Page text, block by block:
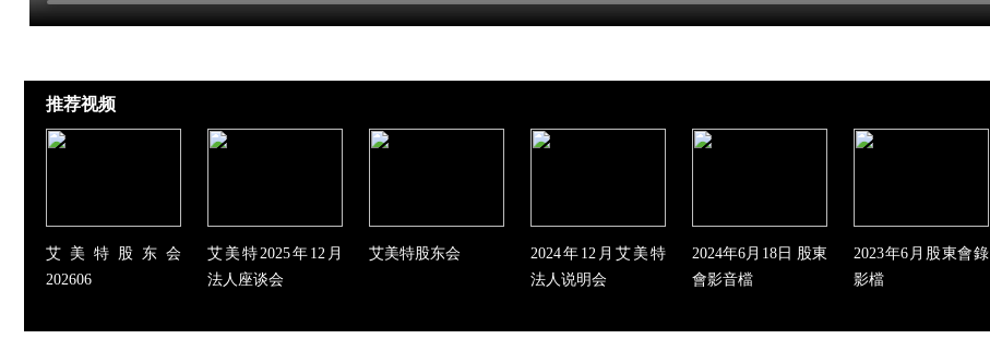
推荐视频
艾美特股东会
202606
艾美特2025年12月
法人座谈会
艾美特股东会
2024年12月艾美特
法人说明会
2024年6月18日 股東
會影音檔
2023年6月股東會錄
影檔